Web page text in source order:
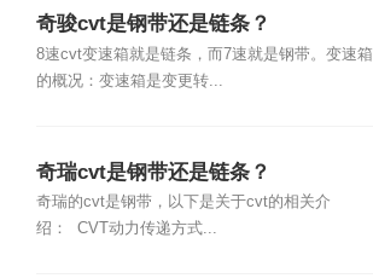
奇骏cvt是钢带还是链条？
8速cvt变速箱就是链条，而7速就是钢带。变速箱
的概况：变速箱是变更转...
奇瑞cvt是钢带还是链条？
奇瑞的cvt是钢带，以下是关于cvt的相关介
绍： CVT动力传递方式...